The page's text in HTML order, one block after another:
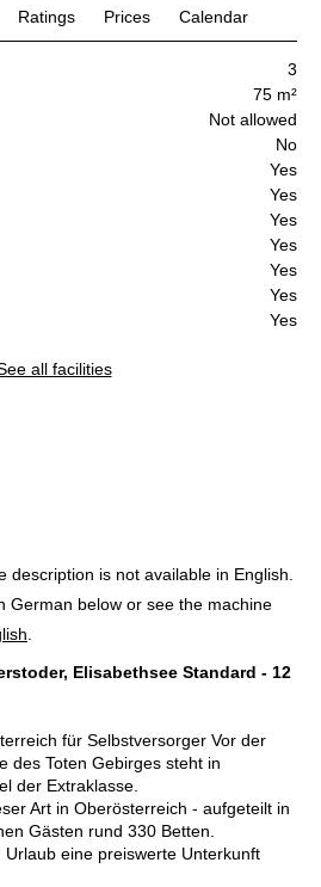
Ratings Prices Calendar
3
75 m²
Not allowed
No
Yes
Yes
Yes
Yes
Yes
Yes
Yes
all facilities
description is not available in English.
German below or see the machine
Elisabethsee Standard - 12
für Selbstversorger Vor der
des Toten Gebirges steht in
der Extraklasse.
Art in Oberösterreich - aufgeteilt in
Gästen rund 330 Betten.
eine preiswerte Unterkunft